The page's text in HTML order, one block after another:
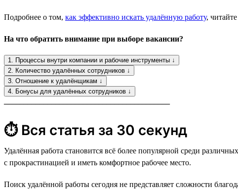
Подробнее о том, как эффективно искать удалённую работу, читайте
На что обратить внимание при выборе вакансии?
1. Процессы внутри компании и рабочие инструменты ↓
2. Количество удалённых сотрудников ↓
3. Отношение к удалёнщикам ↓
4. Бонусы для удалённых сотрудников ↓
⏱ Вся статья за 30 секунд
Удалённая работа становится всё более популярной среди
с прокрастинацией и иметь комфортное рабочее место.
Поиск удалённой работы сегодня не представляет сложности